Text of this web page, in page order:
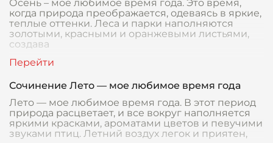
Осень – мое любимое время года. Это время,
когда природа преображается, одеваясь в яркие,
теплые оттенки. Леса и парки наполняются
золотыми, красными и оранжевыми листьями,
создава
Сочинение Лето — мое любимое время года
Лето — мое любимое время года. В этот период
природа расцветает, и все вокруг наполняется
яркими красками, ароматами цветов и певучими
звуками птиц. Летний воздух легок и приятен,